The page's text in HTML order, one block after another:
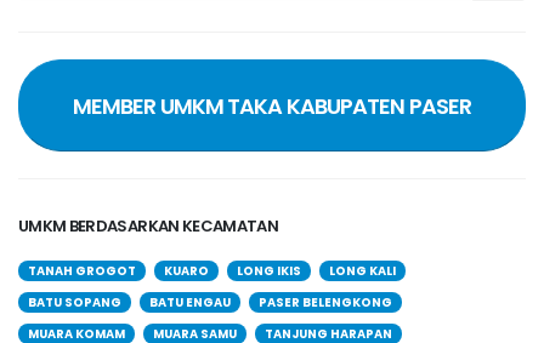
MEMBER UMKM TAKA KABUPATEN PASER
UMKM BERDASARKAN KECAMATAN
TANAH GROGOT KUARO LONG IKIS
LONG KALI
BATU SOPANG
BATU ENGAU
PASER BELENGKONG
MUARA KOMAM
MUARA SAMU TANJUNG HARAPAN